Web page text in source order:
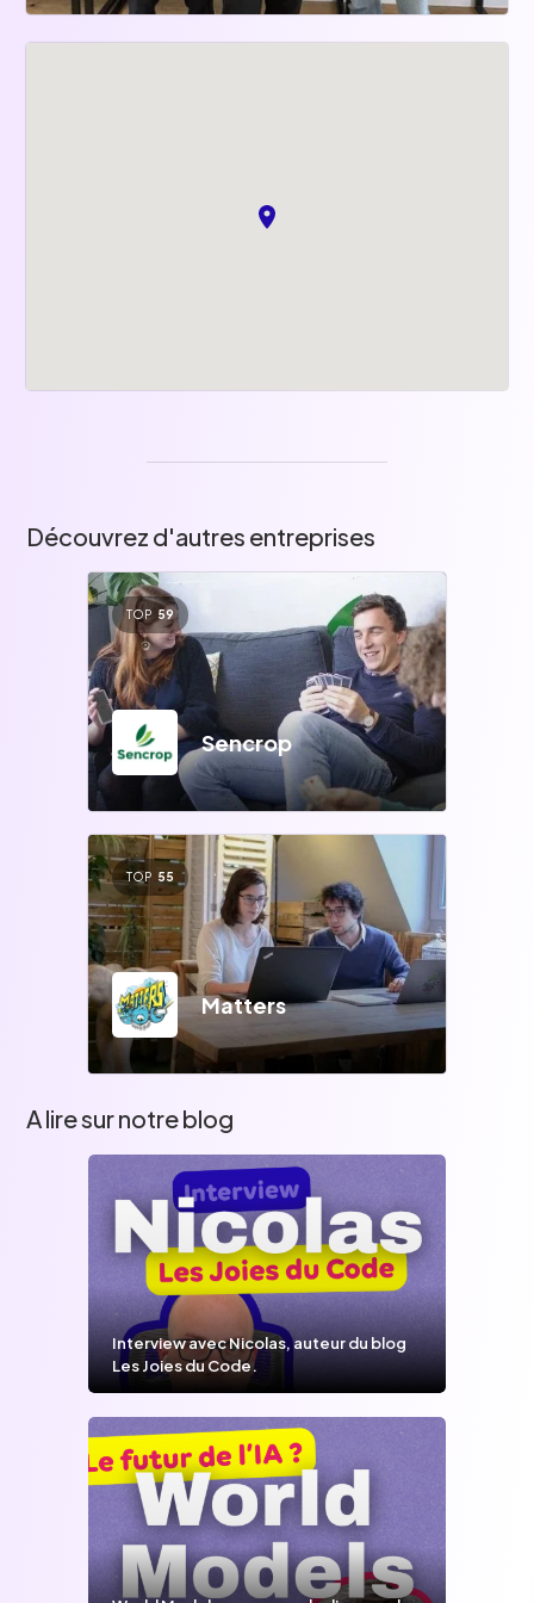
souhaitez accroître votre productivité et votre
fiabilité, contactez-nous pour découvrir Rivage
Découvrez d'autres entreprises
TOP 59
Sencrop
TOP 55
Matters
A lire sur notre blog
Interview avec Nicolas, auteur du blog
Les Joies du Code.